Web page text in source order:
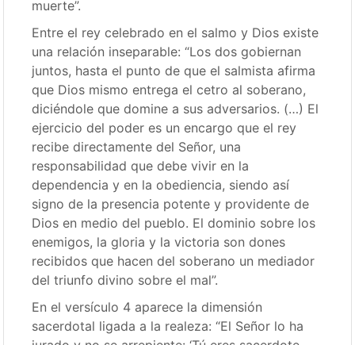
muerte”.
Entre el rey celebrado en el salmo y Dios existe
una relación inseparable: “Los dos gobiernan
juntos, hasta el punto de que el salmista afirma
que Dios mismo entrega el cetro al soberano,
diciéndole que domine a sus adversarios. (…) El
ejercicio del poder es un encargo que el rey
recibe directamente del Señor, una
responsabilidad que debe vivir en la
dependencia y en la obediencia, siendo así
signo de la presencia potente y providente de
Dios en medio del pueblo. El dominio sobre los
enemigos, la gloria y la victoria son dones
recibidos que hacen del soberano un mediador
del triunfo divino sobre el mal”.
En el versículo 4 aparece la dimensión
sacerdotal ligada a la realeza: “El Señor lo ha